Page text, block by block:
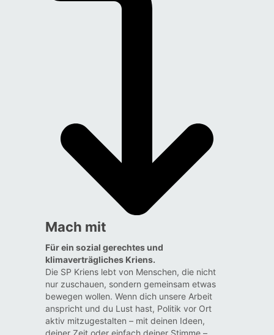
Mach mit
Für ein sozial gerechtes und
klimaverträgliches Kriens.
Die SP Kriens lebt von Menschen, die nicht
nur zuschauen, sondern gemeinsam etwas
bewegen wollen. Wenn dich unsere Arbeit
anspricht und du Lust hast, Politik vor Ort
aktiv mitzugestalten – mit deinen Ideen,
deiner Zeit oder einfach deiner Stimme –